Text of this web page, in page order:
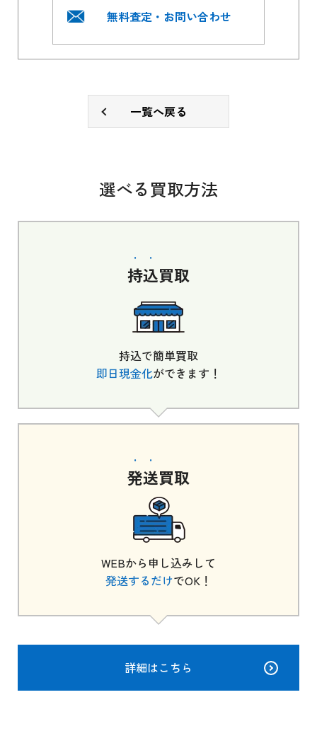
無料査定・お問い合わせ
一覧へ戻る
選べる買取方法
持込買取
持込で簡単買取
即日現金化ができます！
発送買取
WEBから申し込みして
発送するだけでOK！
詳細はこちら